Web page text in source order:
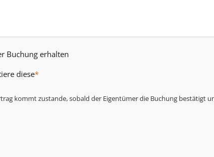
Buchung erhalten
diese*
kommt zustande, sobald der Eigentümer die Buchung bestätigt